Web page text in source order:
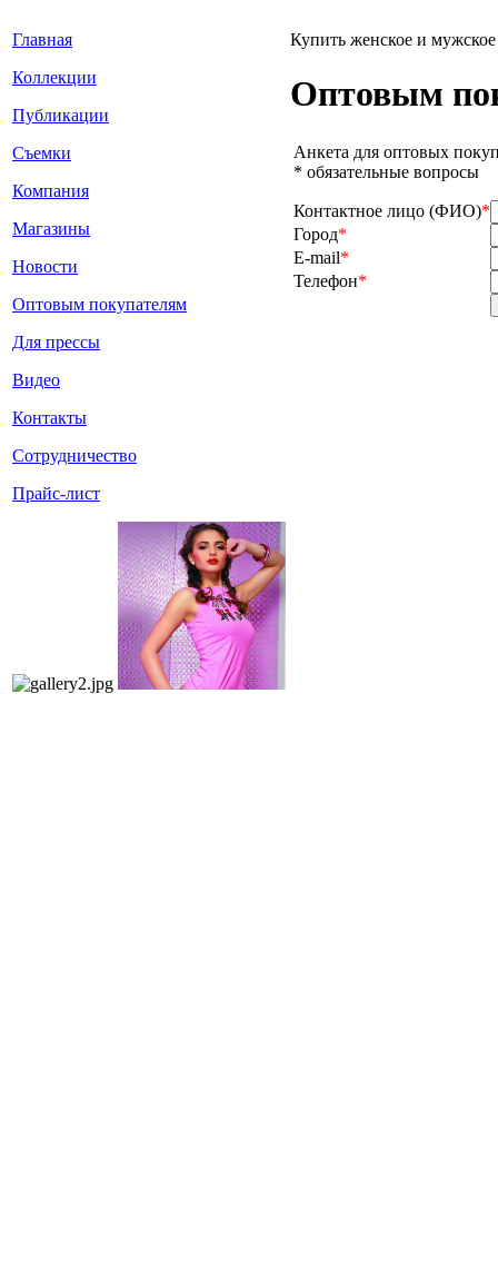
Главная
Коллекции
Публикации
Съемки
Компания
Магазины
Новости
Оптовым покупателям
Для прессы
Видео
Контакты
Сотрудничество
Прайс-лист
Купить женское и
Оптовым
Анкета для оптовых
* обязательные вопросы
Контактное лицо (ФИО)*
Город*
E-mail*
Телефон*